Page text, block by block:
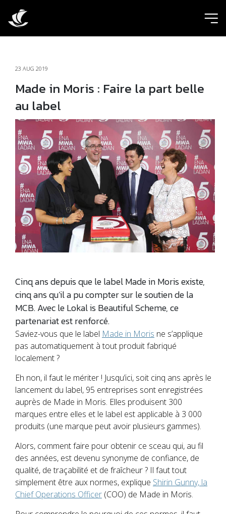
23 AUG 2019
Made in Moris : Faire la part belle
au label
Cinq ans depuis que le label Made in Moris existe,
cinq ans qu’il a pu compter sur le soutien de la
MCB. Avec le Lokal is Beautiful Scheme, ce
partenariat est renforcé.
Saviez-vous que le label Made in Moris ne s’applique
pas automatiquement à tout produit fabriqué
localement ?
Eh non, il faut le mériter ! Jusqu’ici, soit cinq ans après le
lancement du label, 95 entreprises sont enregistrées
auprès de Made in Moris. Elles produisent 300
marques entre elles et le label est applicable à 3 000
produits (une marque peut avoir plusieurs gammes).
Alors, comment faire pour obtenir ce sceau qui, au fil
des années, est devenu synonyme de confiance, de
qualité, de traçabilité et de fraîcheur ? Il faut tout
simplement être aux normes, explique Shirin Gunny, la
Chief Operations Officer (COO) de Made in Moris.